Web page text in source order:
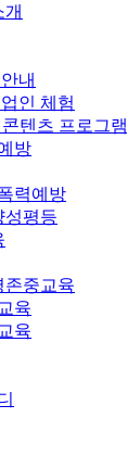
내
인 체험
텐츠 프로그램
방
력예방
성평등
존중교육
육
육